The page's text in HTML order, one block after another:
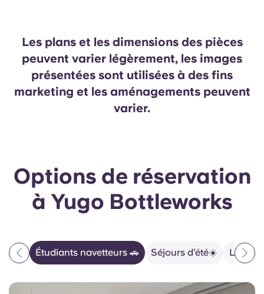
Les plans et les dimensions des pièces
peuvent varier légèrement, les images
présentées sont utilisées à des fins
marketing et les aménagements peuvent
varier.
Options de réservation
à Yugo Bottleworks
Étudiants navetteurs 🚗 Séjours d'été☀️ La vie